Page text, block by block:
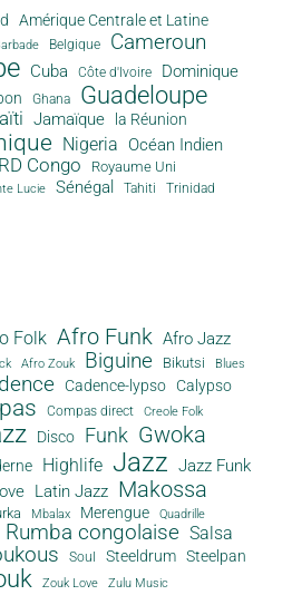
Amérique Centrale et Latine
Belgique Cameroun
Cuba Côte d'Ivoire
Dominique
Ghana Guadeloupe
Jamaïque la Réunion
Nigeria Océan Indien
RD Congo Royaume Uni
Lucie Sénégal Tahiti Trinidad
Folk Afro Funk Afro Jazz
Afro Zouk Biguine Bikutsi Blues
Cadence-lypso Calypso
Compas direct
Creole Folk
Disco Funk Gwoka
Highlife Jazz Jazz Funk
Latin Jazz Makossa
Mbalax Merengue Quadrille
Rumba congolaise Salsa
Soul Steeldrum Steelpan
Zouk Love Zulu Music